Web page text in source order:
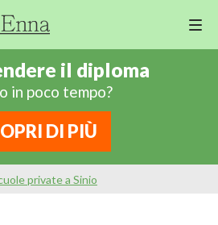
il diploma
in poco tempo?
DI PIÙ
private a Sinio